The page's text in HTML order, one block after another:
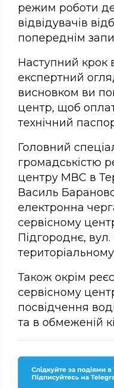
режим роботи
відвідувачів
попереднім
Наступний крок
експертний
висновком ви
центр, щоб
технічний
Головний
громадськістю
центру МВС в
Василь
електронна
сервісному
Підгороднє, вул.
Також окрім
сервісному
посвідчення
та в обмеженій